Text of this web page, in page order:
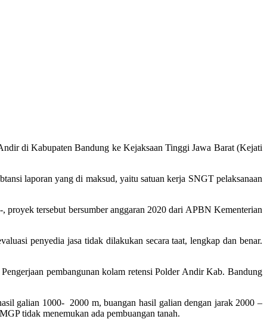
di Kabupaten Bandung ke Kejaksaan Tinggi Jawa Barat (Kejati
laporan yang di maksud, yaitu satuan kerja SNGT pelaksanaan
tersebut bersumber anggaran 2020 dari APBN Kementerian
penyedia jasa tidak dilakukan secara taat, lengkap dan benar.
pembangunan kolam retensi Polder Andir Kab. Bandung
galian 1000- 2000 m, buangan hasil galian dengan jarak 2000 –
tidak menemukan ada pembuangan tanah.